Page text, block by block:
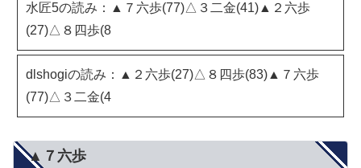
水匠5の読み：▲７六歩(77)△３二金(41)▲２六歩
(27)△８四歩(8
dlshogiの読み：▲２六歩(27)△８四歩(83)▲７六歩
(77)△３二金(4
▲７六歩